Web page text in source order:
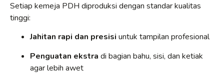
Setiap kemeja PDH diproduksi dengan standar kualitas
tinggi:
Jahitan rapi dan presisi untuk tampilan profesional
Penguatan ekstra di bagian bahu, sisi, dan ketiak
agar lebih awet